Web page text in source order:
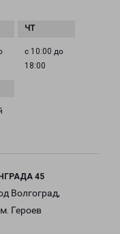
с 10:00 до
18:00
45
Волгоград,
Героев